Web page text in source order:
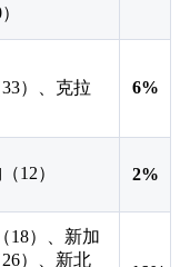
）、克拉
6%
12） 2%
18）、新加
）、新北